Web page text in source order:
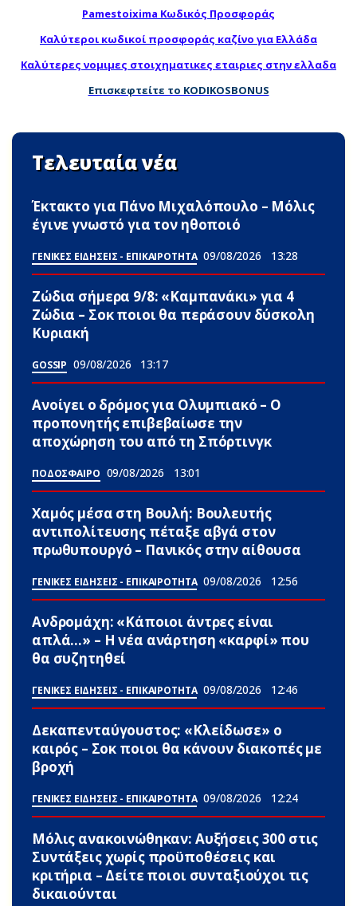
Pamestoixima Κωδικός Προσφοράς
Καλύτεροι κωδικοί προσφοράς καζίνο για Ελλάδα
Καλύτερες νομιμες στοιχηματικες εταιριες στην ελλαδα
Επισκεφτείτε το KODIKOSBONUS
Τελευταία νέα
Έκτακτο για Πάνο Μιχαλόπουλο – Μόλις
έγινε γνωστό για τον ηθοποιό
ΓΕΝΙΚΕΣ ΕΙΔΗΣΕΙΣ - ΕΠΙΚΑΙΡΟΤΗΤΑ 09/08/2026 13:28
Ζώδια σήμερα 9/8: «Καμπανάκι» για 4
Zώδια – Σoκ ποιοι θα περάσουν δύσκολη
Κυριακή
GOSSIP 09/08/2026 13:17
Ανοίγει ο δρόμος για Ολυμπιακό – Ο
προπονητής επιβεβαίωσε την
αποχώρηση του από τη Σπόρτινγκ
ΠΟΔΟΣΦΑΙΡΟ 09/08/2026 13:01
Χαμός μέσα στη Βουλή: Βουλευτής
αντιπολίτευσης πέταξε αβγά στον
πρωθυπουργό – Πανικός στην αίθουσα
ΓΕΝΙΚΕΣ ΕΙΔΗΣΕΙΣ - ΕΠΙΚΑΙΡΟΤΗΤΑ 09/08/2026 12:56
Ανδρομάχη: «Κάποιοι άντρες είναι
απλά…» – Η νέα ανάρτηση «καρφί» που
θα συζητηθεί
ΓΕΝΙΚΕΣ ΕΙΔΗΣΕΙΣ - ΕΠΙΚΑΙΡΟΤΗΤΑ 09/08/2026 12:46
Δεκαπενταύγουστος: «Κλείδωσε» ο
καιρός – Σoκ ποιοι θα κάνουν διακοπές με
βροχή
ΓΕΝΙΚΕΣ ΕΙΔΗΣΕΙΣ - ΕΠΙΚΑΙΡΟΤΗΤΑ 09/08/2026 12:24
Μόλις ανακοινώθηκαν: Αυξήσεις 300 στις
Συντάξεις χωρίς προϋποθέσεις και
κριτήρια – Δείτε ποιοι συνταξιούχοι τις
δικαιούνται